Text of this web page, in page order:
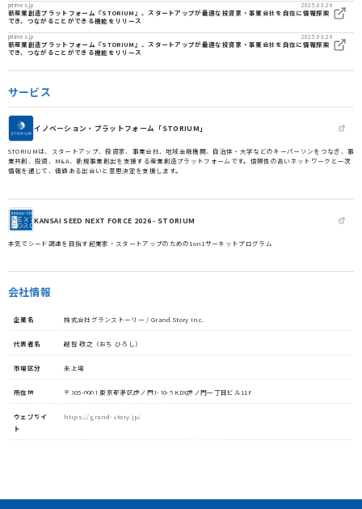
prtimes.jp 2025.03.26
新産業創造プラットフォーム『STORIUM』、スタートアップが最適な投資家・事業会社を自在に情報探索
でき、つながることができる機能をリリース
prtimes.jp 2025.03.26
新産業創造プラットフォーム『STORIUM』、スタートアップが最適な投資家・事業会社を自在に情報探索
でき、つながることができる機能をリリース
サービス
イノベーション・プラットフォーム「STORIUM」
STORIUMは、スタートアップ、投資家、事業会社、地域金融機関、自治体・大学などのキーパーソンをつなぎ、事
業共創、投資、M&A、新規事業創出を支援する産業創造プラットフォームです。信頼性の高いネットワークと一次
情報を通じて、価値ある出会いと意思決定を支援します。
KANSAI SEED NEXT FORCE 2026 - STORIUM
本気でシード調達を目指す起業家・スタートアップのための1on1サーキットプログラム
会社情報
企業名 株式会社グランストーリー / Grand Story Inc.
代表者名 越智 敬之（おち ひろし）
市場区分 未上場
所在地 〒105-0001 東京都港区虎ノ門1-10-5 KDX虎ノ門一丁目ビル11F
ウェブサイ
ト
https://grand-story.jp/
資金調達や協業・共創を加速させる
イノベーション・プラットフォーム